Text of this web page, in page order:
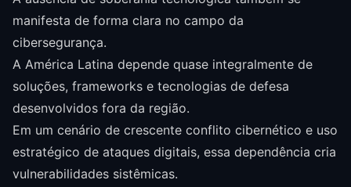
manifesta de forma clara no campo da
cibersegurança.
A América Latina depende quase integralmente de
soluções, frameworks e tecnologias de defesa
desenvolvidos fora da região.
Em um cenário de crescente conflito cibernético e uso
estratégico de ataques digitais, essa dependência cria
vulnerabilidades sistêmicas.